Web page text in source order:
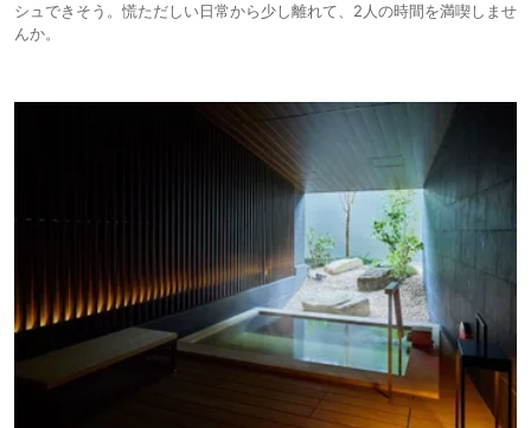
シュできそう。慌ただしい日常から少し離れて、2人の時間を満喫しませ
んか。